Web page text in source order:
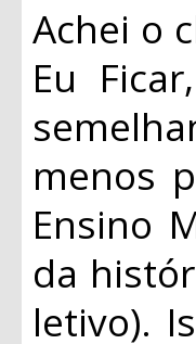
Achei o
Eu
menos
Ensino
da
letivo).